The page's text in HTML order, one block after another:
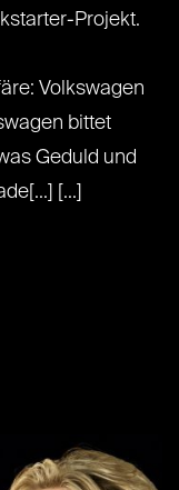
Projekt.
Volkswagen
bittet
Geduld und
[...]